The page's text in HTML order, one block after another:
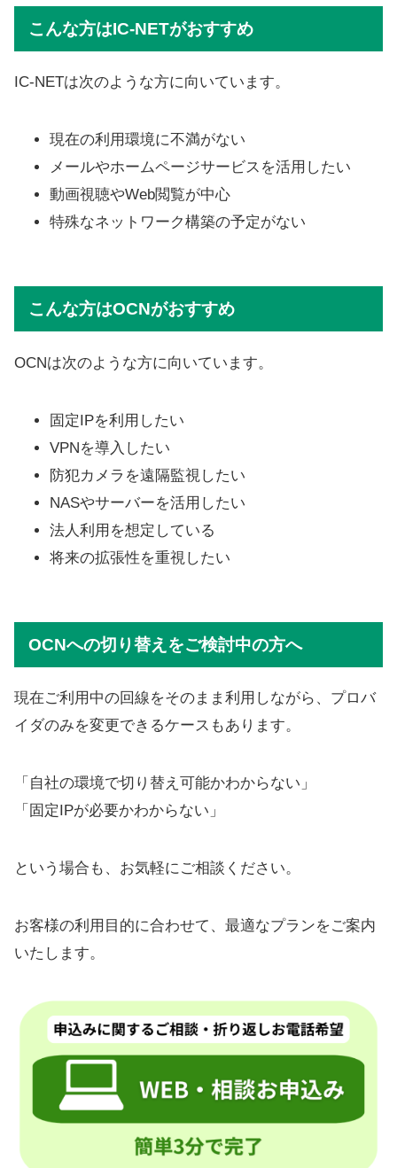
こんな方はIC-NETがおすすめ
IC-NETは次のような方に向いています。
現在の利用環境に不満がない
メールやホームページサービスを活用したい
動画視聴やWeb閲覧が中心
特殊なネットワーク構築の予定がない
こんな方はOCNがおすすめ
OCNは次のような方に向いています。
固定IPを利用したい
VPNを導入したい
防犯カメラを遠隔監視したい
NASやサーバーを活用したい
法人利用を想定している
将来の拡張性を重視したい
OCNへの切り替えをご検討中の方へ
現在ご利用中の回線をそのまま利用しながら、プロバ
イダのみを変更できるケースもあります。
「自社の環境で切り替え可能かわからない」
「固定IPが必要かわからない」
という場合も、お気軽にご相談ください。
お客様の利用目的に合わせて、最適なプランをご案内
いたします。